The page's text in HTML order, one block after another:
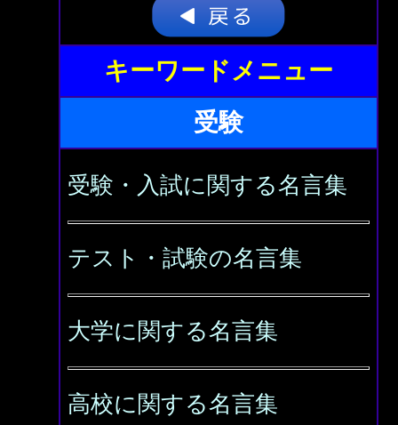
キーワードメニュー
受験
受験・入試に関する名言集
テスト・試験の名言集
大学に関する名言集
高校に関する名言集